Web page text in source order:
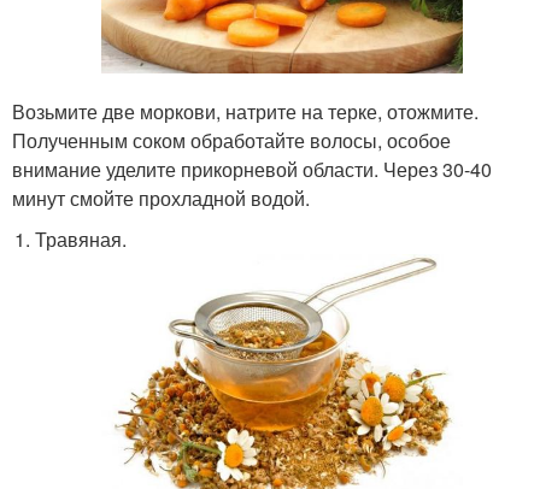
Возьмите две моркови, натрите на терке, отожмите.
Полученным соком обработайте волосы, особое
внимание уделите прикорневой области. Через 30-40
минут смойте прохладной водой.
Травяная.